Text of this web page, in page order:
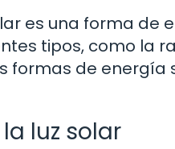
es una forma de
tipos, como la
formas de
luz solar